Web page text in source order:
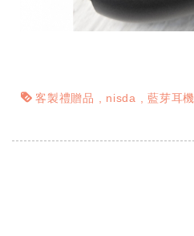
客製禮贈品 nisda 藍芽耳機